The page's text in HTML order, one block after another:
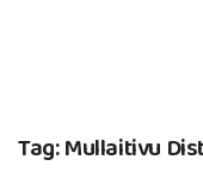
Tag:Mullaitivu